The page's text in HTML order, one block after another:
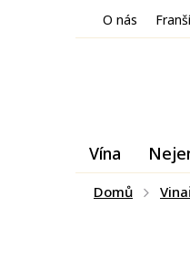
O nás
Vína
Domů